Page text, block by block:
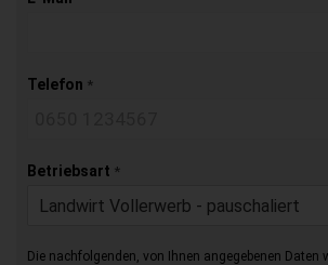
Telefon *
Betriebsart *
Landwirt Vollerwerb - pauschaliert
Die nachfolgenden, von Ihnen angegebenen Daten